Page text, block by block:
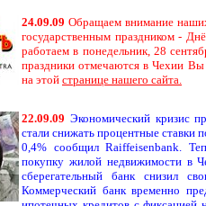
24.09.09 Обращаем внимание
государственным праздником -
работаем в понедельник, 28
праздники отмечаются в Чехии
на этой странице нашего сайта.
22.09.09 Экономический кризис
стали снижать процентные ставки
0,4% сообщил Raiffeisenbank.
покупку жилой недвижимости в
сберегательный банк снизил
Коммерческий банк временно